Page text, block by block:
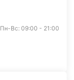
Пн-Вс: 09:00 - 21:00